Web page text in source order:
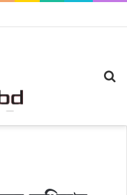
‘Baljanggi’